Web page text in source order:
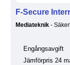
F-Secure
Mediateknik -
Engångsavgift
Jämförpris 24